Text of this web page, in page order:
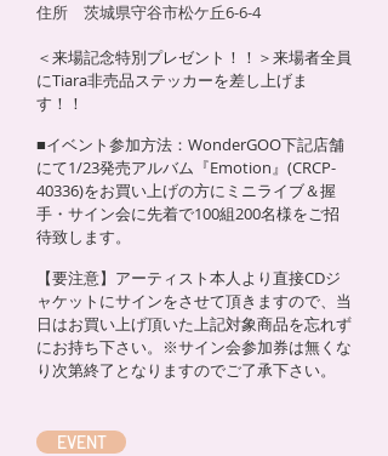
住所 茨城県守谷市松ケ丘6-6-4
＜来場記念特別プレゼント！！＞来場者全員
にTiara非売品ステッカーを差し上げま
す！！
■イベント参加方法：WonderGOO下記店舗
にて1/23発売アルバム『Emotion』(CRCP-
40336)をお買い上げの方にミニライブ＆握
手・サイン会に先着で100組200名様をご招
待致します。
【要注意】アーティスト本人より直接CDジ
ャケットにサインをさせて頂きますので、当
日はお買い上げ頂いた上記対象商品を忘れず
にお持ち下さい。※サイン会参加券は無くな
り次第終了となりますのでご了承下さい。
EVENT